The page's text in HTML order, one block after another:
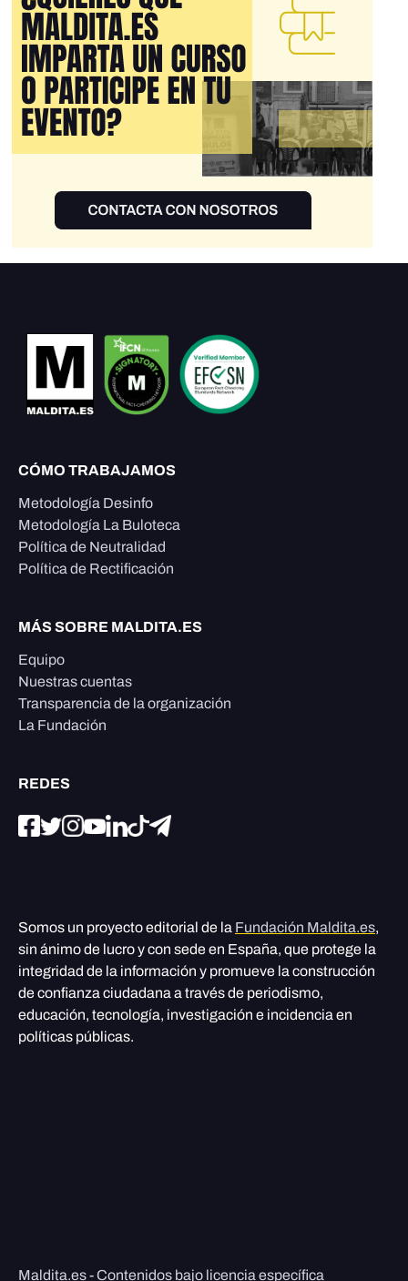
CÓMO TRABAJAMOS
Metodología Desinfo
Metodología La Buloteca
Política de Neutralidad
Política de Rectificación
MÁS SOBRE MALDITA.ES
Equipo
Nuestras cuentas
Transparencia de la organización
La Fundación
REDES
Somos un proyecto editorial de la Fundación Maldita.es,
sin ánimo de lucro y con sede en España, que protege la
integridad de la información y promueve la construcción
de confianza ciudadana a través de periodismo,
educación, tecnología, investigación e incidencia en
políticas públicas.
Maldita.es - Contenidos bajo licencia específica